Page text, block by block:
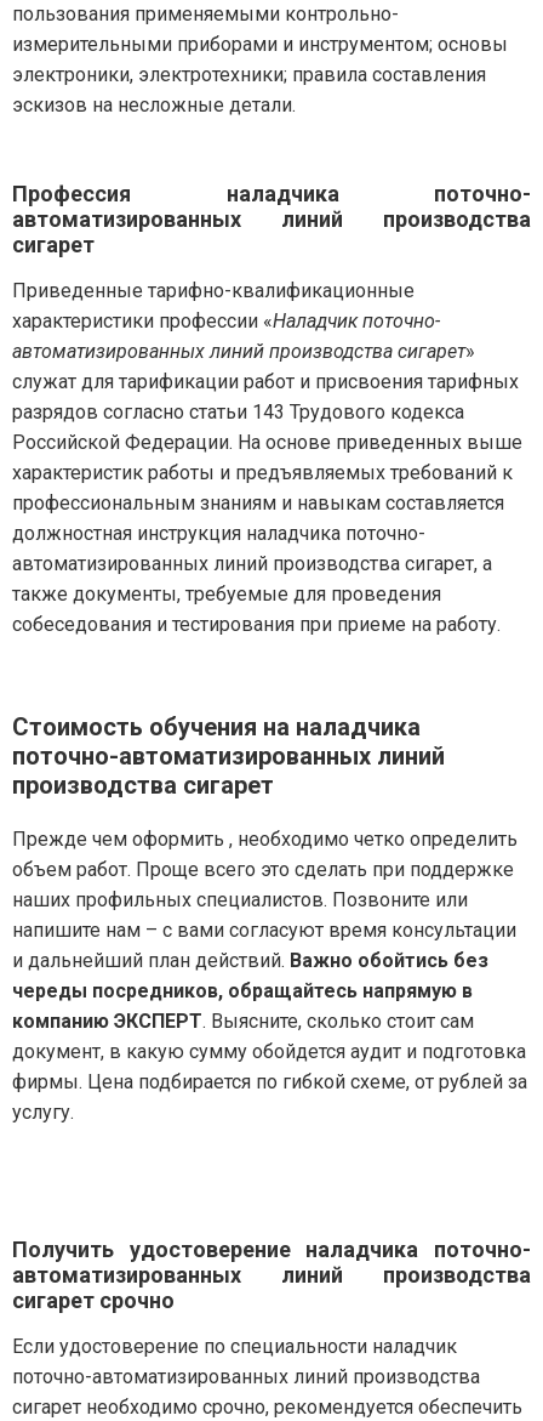
пользования применяемыми контрольно-
измерительными приборами и инструментом; основы
электроники, электротехники; правила составления
эскизов на несложные детали.
Профессия наладчика поточно-
автоматизированных линий производства
сигарет
Приведенные тарифно-квалификационные
характеристики профессии «Наладчик поточно-
автоматизированных линий производства сигарет»
служат для тарификации работ и присвоения тарифных
разрядов согласно статьи 143 Трудового кодекса
Российской Федерации. На основе приведенных выше
характеристик работы и предъявляемых требований к
профессиональным знаниям и навыкам составляется
должностная инструкция наладчика поточно-
автоматизированных линий производства сигарет, а
также документы, требуемые для проведения
собеседования и тестирования при приеме на работу.
Стоимость обучения на наладчика
поточно-автоматизированных линий
производства сигарет
Прежде чем оформить , необходимо четко определить
объем работ. Проще всего это сделать при поддержке
наших профильных специалистов. Позвоните или
напишите нам – с вами согласуют время консультации
и дальнейший план действий. Важно обойтись без
череды посредников, обращайтесь напрямую в
компанию ЭКСПЕРТ. Выясните, сколько стоит сам
документ, в какую сумму обойдется аудит и подготовка
фирмы. Цена подбирается по гибкой схеме, от рублей за
услугу.
Получить удостоверение наладчика поточно-
автоматизированных линий производства
сигарет срочно
Если удостоверение по специальности наладчик
поточно-автоматизированных линий производства
сигарет необходимо срочно, рекомендуется обеспечить